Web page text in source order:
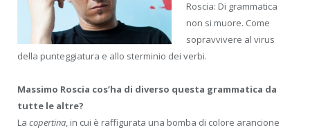
Roscia: Di grammatica
non si muore. Come
sopravvivere al virus
della punteggiatura e allo sterminio dei verbi.
Massimo Roscia cos’ha di diverso questa grammatica da
tutte le altre?
La copertina, in cui è raffigurata una bomba di colore arancione